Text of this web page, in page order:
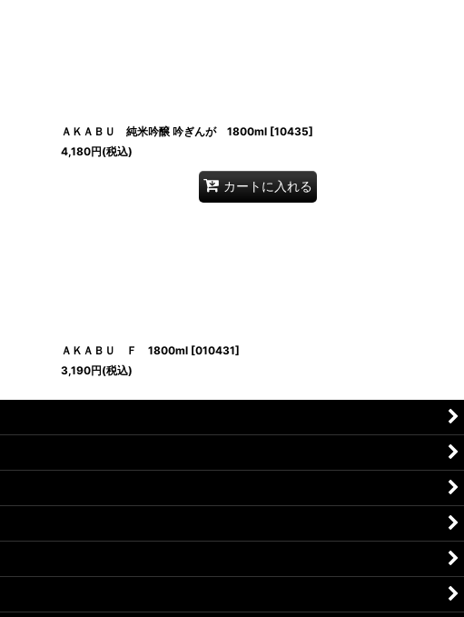
ＡＫＡＢＵ 純米吟醸 吟ぎんが 1800ml [10435]
4,180円(税込)
カートに入れる
ＡＫＡＢＵ Ｆ 1800ml [010431]
3,190円(税込)